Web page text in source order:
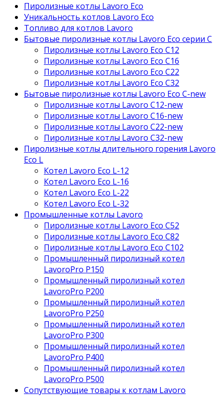
Пиролизные котлы Lavoro Eco
Уникальность котлов Lavoro Eco
Топливо для котлов Lavoro
Бытовые пиролизные котлы Lavoro Eco серии С
Пиролизные котлы Lavoro Eco С12
Пиролизные котлы Lavoro Eco С16
Пиролизные котлы Lavoro Eco С22
Пиролизные котлы Lavoro Eco С32
Бытовые пиролизные котлы Lavoro Eco C-new
Пиролизные котлы Lavoro C12-new
Пиролизные котлы Lavoro C16-new
Пиролизные котлы Lavoro C22-new
Пиролизные котлы Lavoro C32-new
Пиролизные котлы длительного горения Lavoro
Eco L
Котел Lavoro Eco L-12
Котел Lavoro Eco L-16
Котел Lavoro Eco L-22
Котел Lavoro Eco L-32
Промышленные котлы Lavoro
Пиролизные котлы Lavoro Eco С52
Пиролизные котлы Lavoro Eco С82
Пиролизные котлы Lavoro Eco С102
Промышленный пиролизный котел
LavoroPro P150
Промышленный пиролизный котел
LavoroPro P200
Промышленный пиролизный котел
LavoroPro P250
Промышленный пиролизный котел
LavoroPro P300
Промышленный пиролизный котел
LavoroPro P400
Промышленный пиролизный котел
LavoroPro P500
Сопутствующие товары к котлам Lavoro